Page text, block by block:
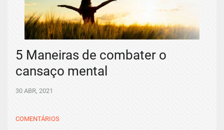
5 Maneiras de combater o
cansaço mental
30 ABR, 2021
COMENTÁRIOS